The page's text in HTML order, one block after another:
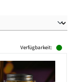
Verfügbarkeit: